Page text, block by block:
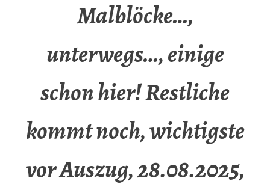
Malblöcke…,
unterwegs…, einige
schon hier! Restliche
kommt noch, wichtigste
vor Auszug, 28.08.2025,